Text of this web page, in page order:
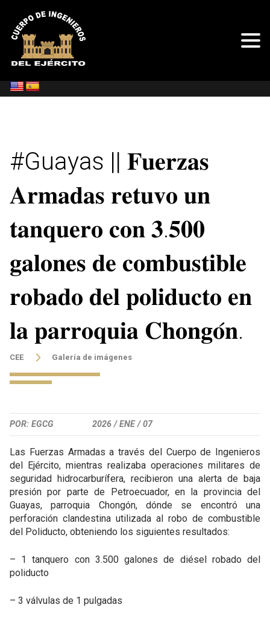
#Guayas || 𝐅𝐮𝐞𝐫𝐳𝐚𝐬
𝐀𝐫𝐦𝐚𝐝𝐚𝐬 𝐫𝐞𝐭𝐮𝐯𝐨 𝐮𝐧
𝐭𝐚𝐧𝐪𝐮𝐞𝐫𝐨 𝐜𝐨𝐧 𝟑.𝟓𝟎𝟎
𝐠𝐚𝐥𝐨𝐧𝐞𝐬 𝐝𝐞 𝐜𝐨𝐦𝐛𝐮𝐬𝐭𝐢𝐛𝐥𝐞
𝐫𝐨𝐛𝐚𝐝𝐨 𝐝𝐞𝐥 𝐩𝐨𝐥𝐢𝐝𝐮𝐜𝐭𝐨 𝐞𝐧
𝐥𝐚 𝐩𝐚𝐫𝐫𝐨𝐪𝐮𝐢𝐚 𝐂𝐡𝐨𝐧𝐠𝐨́𝐧.
CEE Galería de imágenes
POR: EGCG 2026 / ENE / 07
Las Fuerzas Armadas a través del Cuerpo de Ingenieros
del Ejército, mientras realizaba operaciones militares de
seguridad hidrocarburífera, recibieron una alerta de baja
presión por parte de Petroecuador, en la provincia del
Guayas, parroquia Chongón, dónde se encontró una
perforación clandestina utilizada al robo de combustible
del Poliducto, obteniendo los siguientes resultados:
– 1 tanquero con 3.500 galones de diésel robado del
poliducto
– 3 válvulas de 1 pulgadas